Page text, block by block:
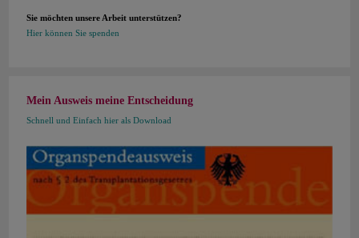
Sie möchten unsere Arbeit unterstützen?
Hier können Sie spenden
Mein Ausweis meine Entscheidung
Schnell und Einfach hier als Download